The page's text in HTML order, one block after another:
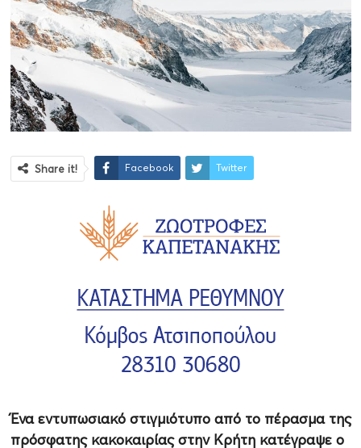
Share it! Facebook Twitter
Ένα εντυπωσιακό στιγμιότυπο από το πέρασμα της
πρόσφατης κακοκαιρίας στην Κρήτη κατέγραψε ο